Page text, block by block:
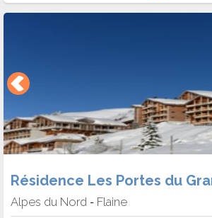
Résidence Les Portes du
Alpes du Nord - Flaine